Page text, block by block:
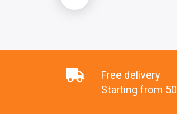
Free delivery
Starting from